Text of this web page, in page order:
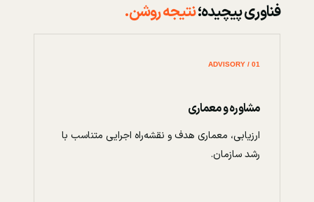
فناوری پیچیده؛نتیجه روشن.
01 / ADVISORY
مشاوره و معماری
ارزیابی، معماری هدف و نقشه‌راه اجرایی متناسب با
رشد سازمان.